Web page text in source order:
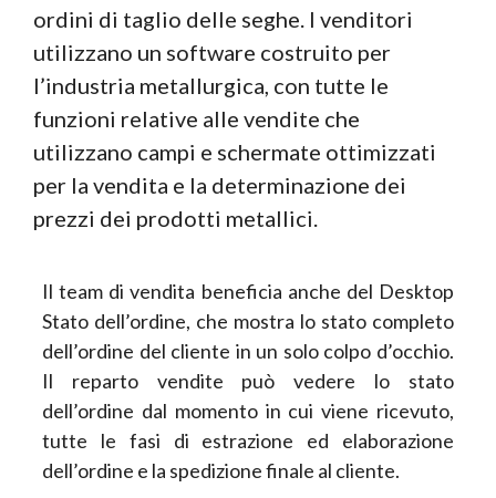
ordini di taglio delle seghe. I venditori
utilizzano un software costruito per
l’industria metallurgica, con tutte le
funzioni relative alle vendite che
utilizzano campi e schermate ottimizzati
per la vendita e la determinazione dei
prezzi dei prodotti metallici.
Il team di vendita beneficia anche del Desktop
Stato dell’ordine, che mostra lo stato completo
dell’ordine del cliente in un solo colpo d’occhio.
Il reparto vendite può vedere lo stato
dell’ordine dal momento in cui viene ricevuto,
tutte le fasi di estrazione ed elaborazione
dell’ordine e la spedizione finale al cliente.